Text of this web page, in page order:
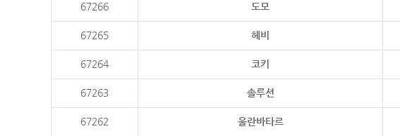
67266 도모
67265 헤비
67264 코키
67263 솔루션
67262 울란바타르